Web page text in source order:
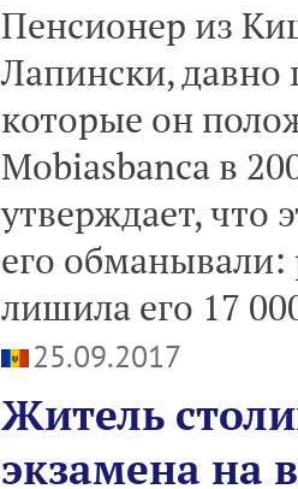
Пенсионер из
Лапински, давно
которые он
Mobiasbanca в
утверждает, что
его обманывали:
лишила его 17
25.09.2017
Житель
экзамена на